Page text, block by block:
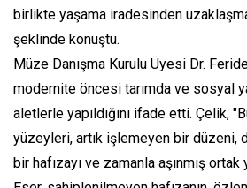
birlikte yaşama iradesinden
şeklinde konuştu.
Müze Danışma Kurulu Üyesi Dr.
modernite öncesi tarımda ve sosyal
aletlerle yapıldığını ifade etti. Çelik,
yüzeyleri, artık işlemeyen bir düzeni,
bir hafızayı ve zamanla aşınmış ortak